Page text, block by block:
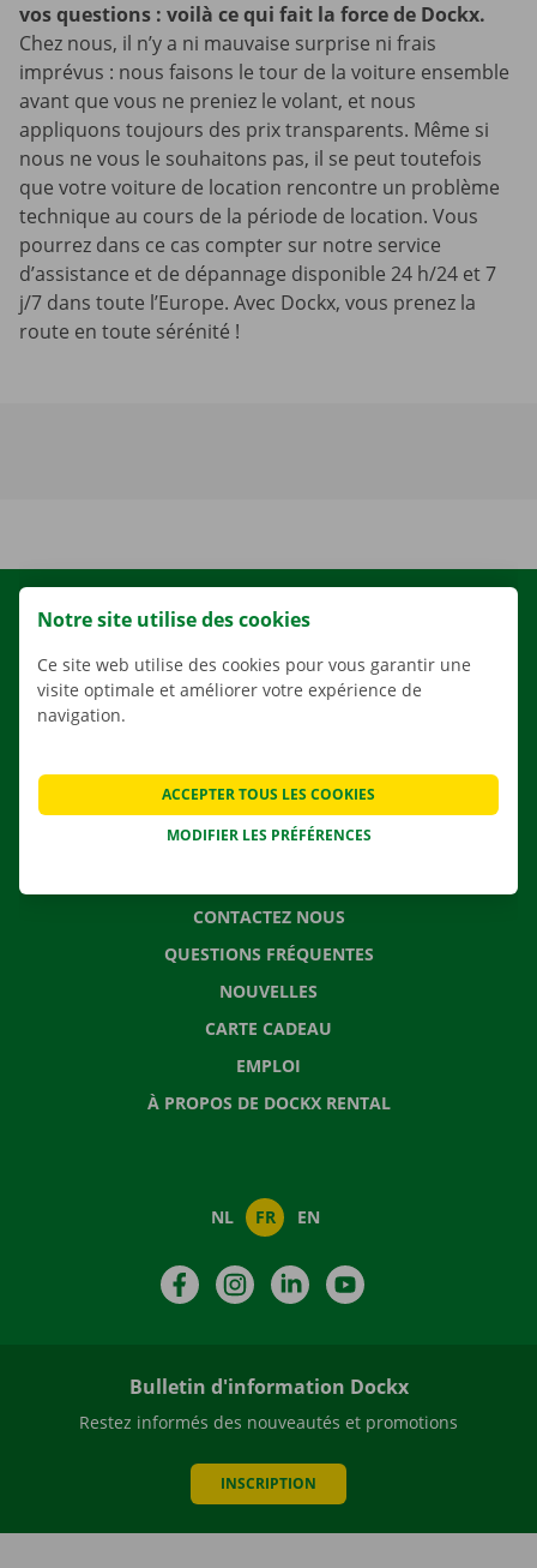
vos questions : voilà ce qui fait la force de Dockx.
Chez nous, il n’y a ni mauvaise surprise ni frais
imprévus : nous faisons le tour de la voiture ensemble
avant que vous ne preniez le volant, et nous
appliquons toujours des prix transparents. Même si
nous ne vous le souhaitons pas, il se peut toutefois
que votre voiture de location rencontre un problème
technique au cours de la période de location. Vous
pourrez dans ce cas compter sur notre service
d’assistance et de dépannage disponible 24 h/24 et 7
j/7 dans toute l’Europe. Avec Dockx, vous prenez la
route en toute sérénité !
LOCATION
NOS VÉHICULES
NOS SERVICES
SOLUTIONS DE DÉMÉNAGEMENT
CONTACTEZ NOUS
QUESTIONS FRÉQUENTES
NOUVELLES
CARTE CADEAU
EMPLOI
À PROPOS DE DOCKX RENTAL
NL FR EN
FacebookInstagramLinkedIn
Bulletin d'information Dockx
Restez informés des nouveautés et promotions
INSCRIPTION
Notre site utilise des cookies
Ce site web utilise des cookies pour vous garantir une
visite optimale et améliorer votre expérience de
navigation.
MODIFIER LES PRÉFÉRENCES
ACCEPTER TOUS LES COOKIES